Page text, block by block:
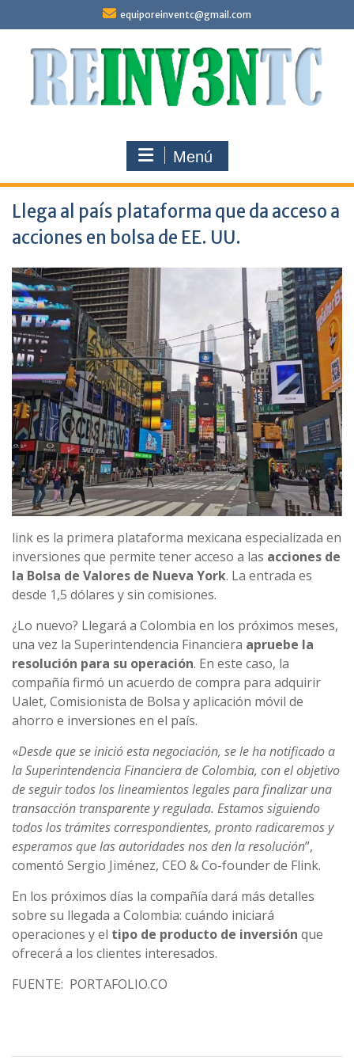
equiporeinventc@gmail.com
Menú
Llega al país plataforma que da acceso a
acciones en bolsa de EE. UU.
link es la primera plataforma mexicana especializada en
inversiones que permite tener acceso a las acciones de
la Bolsa de Valores de Nueva York. La entrada es
desde 1,5 dólares y sin comisiones.
¿Lo nuevo? Llegará a Colombia en los próximos meses,
una vez la Superintendencia Financiera apruebe la
resolución para su operación. En este caso, la
compañía firmó un acuerdo de compra para adquirir
Ualet, Comisionista de Bolsa y aplicación móvil de
ahorro e inversiones en el país.
«Desde que se inició esta negociación, se le ha notificado a
la Superintendencia Financiera de Colombia, con el objetivo
de seguir todos los lineamientos legales para finalizar una
transacción transparente y regulada. Estamos siguiendo
todos los trámites correspondientes, pronto radicaremos y
esperamos que las autoridades nos den la resolución”,
comentó Sergio Jiménez, CEO & Co-founder de Flink.
En los próximos días la compañía dará más detalles
sobre su llegada a Colombia: cuándo iniciará
operaciones y el tipo de producto de inversión que
ofrecerá a los clientes interesados.
FUENTE: PORTAFOLIO.CO